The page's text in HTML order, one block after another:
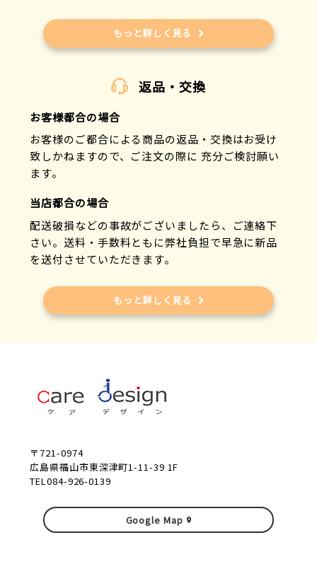
もっと詳しく見る
返品・交換
お客様都合の場合
お客様のご都合による商品の返品・交換はお受け
致しかねますので、ご注文の際に 充分ご検討願い
ます。
当店都合の場合
配送破損などの事故がございましたら、ご連絡下
さい。送料・手数料ともに弊社負担で早急に新品
を送付させていただきます。
もっと詳しく見る
〒721-0974
広島県福山市東深津町1-11-39 1F
TEL084-926-0139
Google Map